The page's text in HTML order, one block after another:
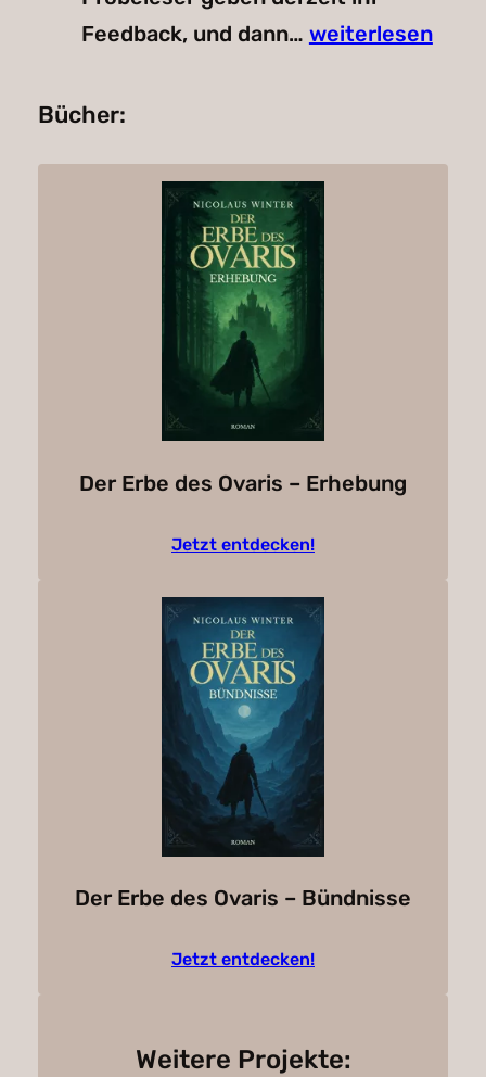
Feedback, und dann… Bald
weiterlesen
Bücher:
Der Erbe des Ovaris – Erhebung
Jetzt entdecken!
Der Erbe des Ovaris – Bündnisse
Jetzt entdecken!
Weitere Projekte: